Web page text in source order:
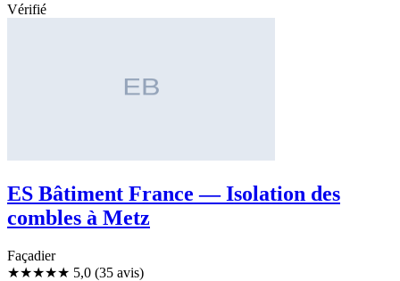
Vérifié
ES Bâtiment France — Isolation des
combles à Metz
Façadier
★★★★★ 5,0 (35 avis)